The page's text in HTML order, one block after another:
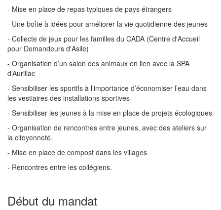
- Mise en place de repas typiques de pays étrangers
- Une boîte à idées pour améliorer la vie quotidienne des jeunes
- Collecte de jeux pour les familles du CADA (Centre d'Accueil
pour Demandeurs d'Asile)
- Organisation d’un salon des animaux en lien avec la SPA
d’Aurillac
- Sensibiliser les sportifs à l’importance d’économiser l’eau dans
les vestiaires des installations sportives
- Sensibiliser les jeunes à la mise en place de projets écologiques
- Organisation de rencontres entre jeunes, avec des ateliers sur
la citoyenneté.
- Mise en place de compost dans les villages
- Rencontres entre les collégiens.
Début du mandat